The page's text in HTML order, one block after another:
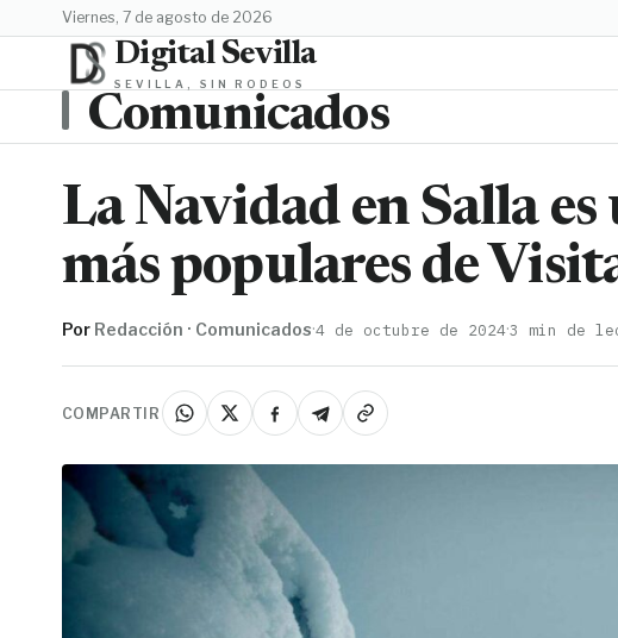
viernes, 7 de agosto de 2026
Digital Sevilla
SEVILLA, SIN RODEOS
Comunicados
La Navidad en Salla es
más populares de
Por Redacción · Comunicados·4 de octubre de 2024·3 min de
COMPARTIR